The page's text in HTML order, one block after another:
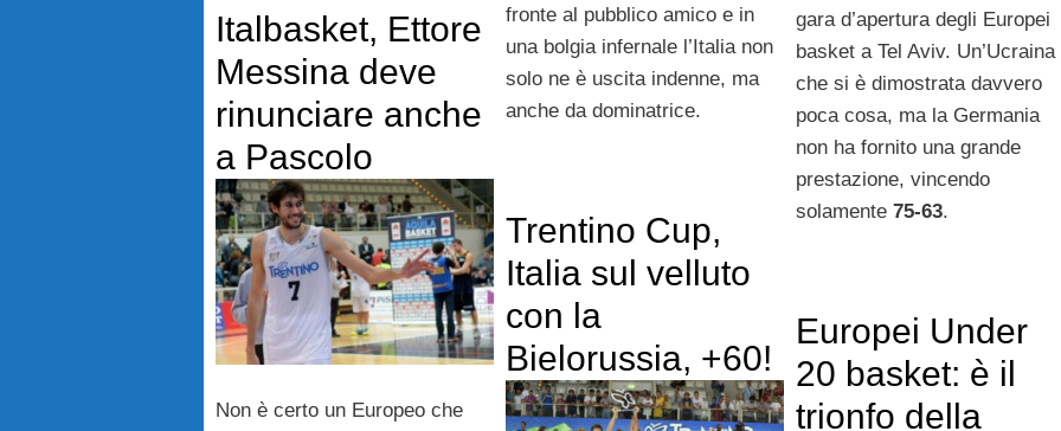
fronte al pubblico amico e in
una bolgia infernale l’Italia non
solo ne è uscita indenne, ma
anche da dominatrice.
gara d’apertura degli Europei
basket a Tel Aviv. Un’Ucraina
che si è dimostrata davvero
poca cosa, ma la Germania
non ha fornito una grande
prestazione, vincendo
solamente 75-63.
Italbasket, Ettore
Messina deve
rinunciare anche
a Pascolo
Non è certo un Europeo che
Trentino Cup,
Italia sul velluto
con la
Bielorussia, +60!
Europei Under
20 basket: è il
trionfo della